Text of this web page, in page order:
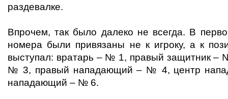
раздевалке.
Впрочем, так было далеко не всегда. В
номера были привязаны не к игроку, а к
выступал: вратарь – № 1, правый защитник –
№ 3, правый нападающий – № 4, центр
нападающий – № 6.